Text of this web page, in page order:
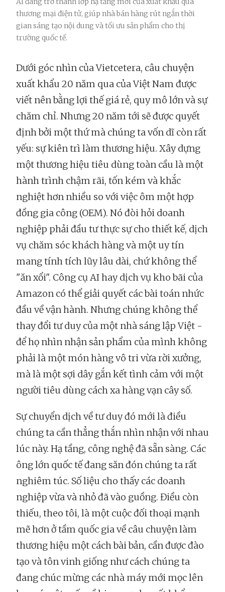
thương mại điện tử, giúp nhà bán hàng rút ngắn thời
gian sáng tạo nội dung và tối ưu sản phẩm cho thị
trường quốc tế.
Dưới góc nhìn của Vietcetera, câu chuyện
xuất khẩu 20 năm qua của Việt Nam được
viết nên bằng lợi thế giá rẻ, quy mô lớn và sự
chăm chỉ. Nhưng 20 năm tới sẽ được quyết
định bởi một thứ mà chúng ta vốn dĩ còn rất
yếu: sự kiên trì làm thương hiệu. Xây dựng
một thương hiệu tiêu dùng toàn cầu là một
hành trình chậm rãi, tốn kém và khắc
nghiệt hơn nhiều so với việc ôm một hợp
đồng gia công (OEM). Nó đòi hỏi doanh
nghiệp phải đầu tư thực sự cho thiết kế, dịch
vụ chăm sóc khách hàng và một uy tín
mang tính tích lũy lâu dài, chứ không thể
"ăn xổi". Công cụ AI hay dịch vụ kho bãi của
Amazon có thể giải quyết các bài toán nhức
đầu về vận hành. Nhưng chúng không thể
thay đổi tư duy của một nhà sáng lập Việt -
để họ nhìn nhận sản phẩm của mình không
phải là một món hàng vô tri vừa rời xưởng,
mà là một sợi dây gắn kết tình cảm với một
người tiêu dùng cách xa hàng vạn cây số.
Sự chuyển dịch về tư duy đó mới là điều
chúng ta cần thẳng thắn nhìn nhận với nhau
lúc này. Hạ tầng, công nghệ đã sẵn sàng. Các
ông lớn quốc tế đang săn đón chúng ta rất
nghiêm túc. Số liệu cho thấy các doanh
nghiệp vừa và nhỏ đã vào guồng. Điều còn
thiếu, theo tôi, là một cuộc đối thoại mạnh
mẽ hơn ở tầm quốc gia về câu chuyện làm
thương hiệu một cách bài bản, cần được đào
tạo và tôn vinh giống như cách chúng ta
đang chúc mừng các nhà máy mới mọc lên